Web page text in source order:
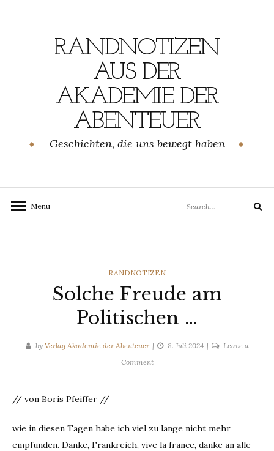
RANDNOTIZEN
AUS DER
AKADEMIE DER
ABENTEUER
Geschichten, die uns bewegt haben
Menu
for:
Search
CATEGORIES
RANDNOTIZEN
Solche Freude am
Politischen …
by Verlag Akademie der Abenteuer 8. Juli 2024
Leave a
Commenton
…
// von Boris Pfeiffer //
wie in diesen Tagen habe ich viel zu lange nicht mehr
empfunden. Danke, Frankreich, vive la france, danke an alle